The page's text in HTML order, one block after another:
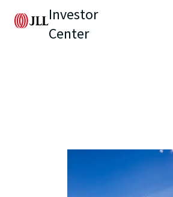
Investor
Center